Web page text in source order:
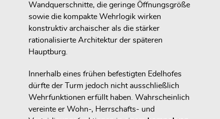
Wandquerschnitte, die geringe Öffnungsgröße
sowie die kompakte Wehrlogik wirken
konstruktiv archaischer als die stärker
rationalisierte Architektur der späteren
Hauptburg.
Innerhalb eines frühen befestigten Edelhofes
dürfte der Turm jedoch nicht ausschließlich
Wehrfunktionen erfüllt haben. Wahrscheinlich
vereinte er Wohn-, Herrschafts- und